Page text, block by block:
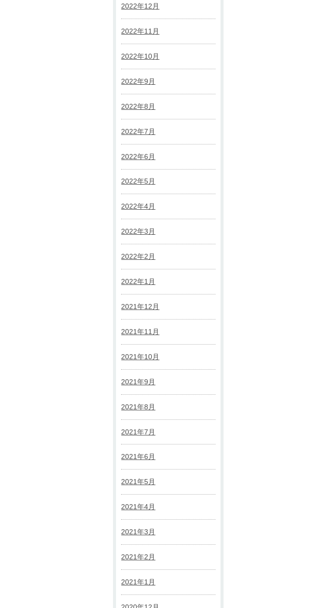
2022年12月
2022年11月
2022年10月
2022年9月
2022年8月
2022年7月
2022年6月
2022年5月
2022年4月
2022年3月
2022年2月
2022年1月
2021年12月
2021年11月
2021年10月
2021年9月
2021年8月
2021年7月
2021年6月
2021年5月
2021年4月
2021年3月
2021年2月
2021年1月